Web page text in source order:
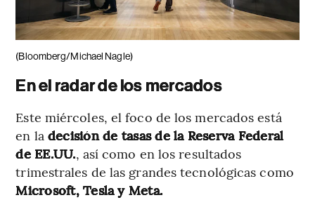
(Bloomberg/Michael Nagle)
En el radar de los mercados
Este miércoles, el foco de los mercados está
en la decisión de tasas de la Reserva Federal
de EE.UU., así como en los resultados
trimestrales de las grandes tecnológicas como
Microsoft, Tesla y Meta.